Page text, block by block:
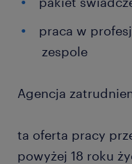
praca w
zespole
Agencja
ta oferta pracy
powyżej 18 roku